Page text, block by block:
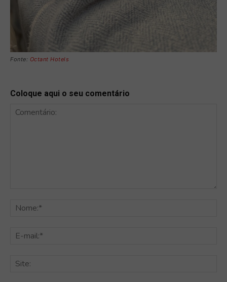
Fonte: Octant Hotels
Coloque aqui o seu comentário